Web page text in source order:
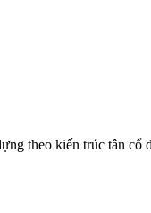
theo kiến trúc tân cổ